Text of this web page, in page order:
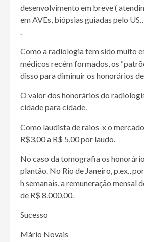
desenvolvimento em breve (
em AVEs, biópsias guiadas pelo
.
Como a radiologia tem sido muito
médicos recém formados, os
disso para diminuir os honorários
O valor dos honorários do
cidade para cidade.
Como laudista de raios-x o
R$3,00 a R$ 5,00 por laudo.
No caso da tomografia os
plantão. No Rio de Janeiro, p.ex.,
h semanais, a remuneração mensal
de R$ 8.000,00.
Sucesso
Mário Novais